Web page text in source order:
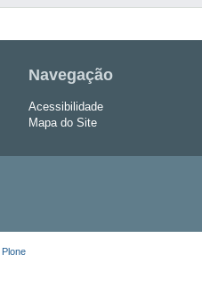
Navegação
Acessibilidade
Mapa do Site
Plone